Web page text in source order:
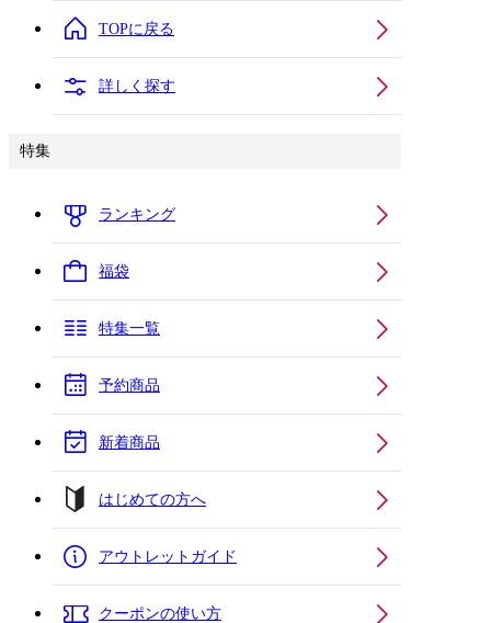
TOPに戻る
詳しく探す
特集
ランキング
福袋
特集一覧
予約商品
新着商品
はじめての方へ
アウトレットガイド
クーポンの使い方